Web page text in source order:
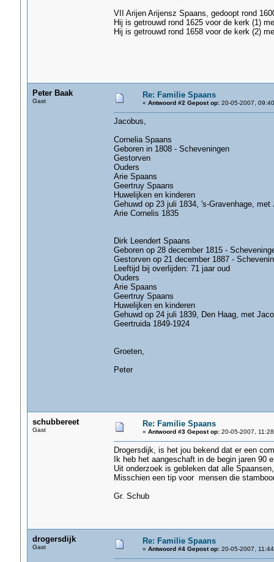
VII Arijen Arijensz Spaans, gedoopt rond
Hij is getrouwd rond 1625 voor de kerk (1)
Hij is getrouwd rond 1658 voor de kerk (2)
Peter Baak
Gast
Re: Familie Spaans
« Antwoord #2 Gepost op:20-05-2007,
Jacobus,
Cornelia Spaans
Geboren in 1808 - Scheveningen
Gestorven
Ouders
Arie Spaans
Geertruy Spaans
Huwelijken en kinderen
Gehuwd op 23 juli 1834, 's-Gravenhage,
Arie Cornelis 1835
Dirk Leendert Spaans
Geboren op 28 december 1815 -
Gestorven op 21 december 1887 -
Leeftijd bij overlijden: 71 jaar oud
Ouders
Arie Spaans
Geertruy Spaans
Huwelijken en kinderen
Gehuwd op 24 juli 1839, Den Haag, met
Geertruida 1849-1924
Groeten,
Peter
schubbereet
Gast
Re: Familie Spaans
« Antwoord #3 Gepost op:20-05-2007,
Drogersdijk, is het jou bekend dat er een
Ik heb het aangeschaft in de begin jaren 90
Uit onderzoek is gebleken dat alle
Misschien een tip voor mensen die
Gr. Schub
drogersdijk
Gast
Re: Familie Spaans
« Antwoord #4 Gepost op:20-05-2007,